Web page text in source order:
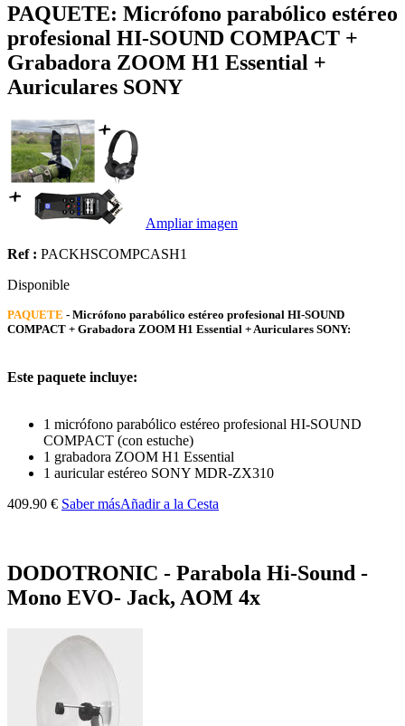
PAQUETE: Micrófono parabólico estéreo
profesional HI-SOUND COMPACT +
Grabadora ZOOM H1 Essential +
Auriculares SONY
Ampliar imagen
Ref : PACKHSCOMPCASH1
Disponible
PAQUETE - Micrófono parabólico estéreo profesional HI-SOUND
COMPACT + Grabadora ZOOM H1 Essential + Auriculares SONY:
Este paquete incluye:
1 micrófono parabólico estéreo profesional HI-SOUND
COMPACT (con estuche)
1 grabadora ZOOM H1 Essential
1 auricular estéreo SONY MDR-ZX310
409.90 € Saber másAñadir a la Cesta
DODOTRONIC - Parabola Hi-Sound -
Mono EVO- Jack, AOM 4x